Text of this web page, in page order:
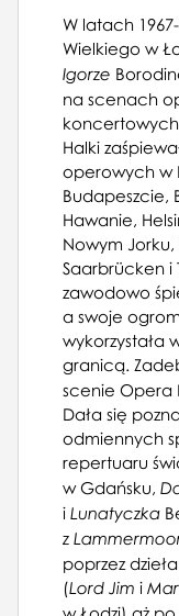
W latach
Wielkiego w
Igorze
na scenach
Halki
operowych w
Budapeszcie,
Hawanie,
Nowym Jorku,
Saarbrücken i
zawodowo
a swoje
wykorzystała
granicą.
scenie Opera
Dała się
odmiennych
repertuaru
w Gdańsku,
i Lunatyczka
z
poprzez
(Lord Jim i
28.02.1961,
Warszawie,
03.03.1961,
Warszawie,
15.03.1961,
Warszawie,
18.04.1961,
Warszawie,
22.04.1961,
Warszawie,
25.04.1961,
Warszawie,
27.04.1961,
Warszawie,
05.05.1961,
Warszawie,
06.05.1961,
Warszawie,
11.05.1961,
Warszawie,
17.05.1961,
Warszawie,
02.06.1961,
Warszawie,
08.06.1961,